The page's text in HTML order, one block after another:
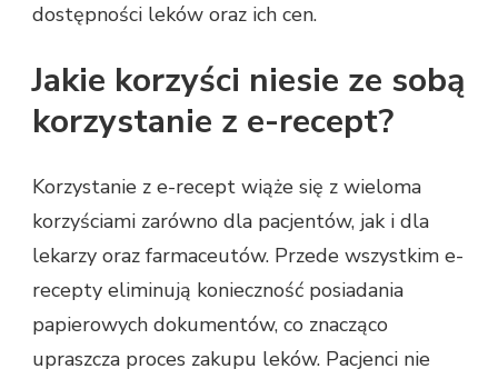
dostępności leków oraz ich cen.
Jakie korzyści niesie ze sobą
korzystanie z e-recept?
Korzystanie z e-recept wiąże się z wieloma
korzyściami zarówno dla pacjentów, jak i dla
lekarzy oraz farmaceutów. Przede wszystkim e-
recepty eliminują konieczność posiadania
papierowych dokumentów, co znacząco
upraszcza proces zakupu leków. Pacjenci nie